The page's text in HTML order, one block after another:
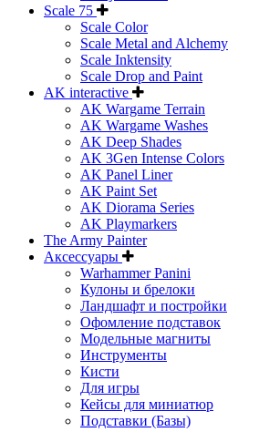
Scale 75
Scale Color
Scale Metal and Alchemy
Scale Inktensity
Scale Drop and Paint
AK interactive
AK Wargame Terrain
AK Wargame Washes
AK Deep Shades
AK 3Gen Intense Colors
AK Panel Liner
AK Paint Set
AK Diorama Series
AK Playmarkers
The Army Painter
Аксессуары
Warhammer Panini
Кулоны и брелоки
Ландшафт и постройки
Офомление подставок
Модельные магниты
Инструменты
Кисти
Для игры
Кейсы для миниатюр
Подставки (Базы)